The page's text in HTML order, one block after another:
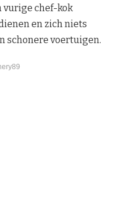
vurige chef-kok
en zich niets
schonere voertuigen.